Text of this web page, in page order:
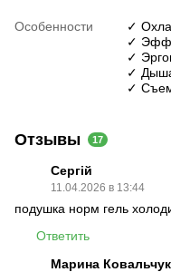
Особенности
✓
✓
✓
✓
✓
Отзывы 17
Сергій
11.04.2026 в 13:44
подушка норм гель
Ответить
Марина Ковальчук